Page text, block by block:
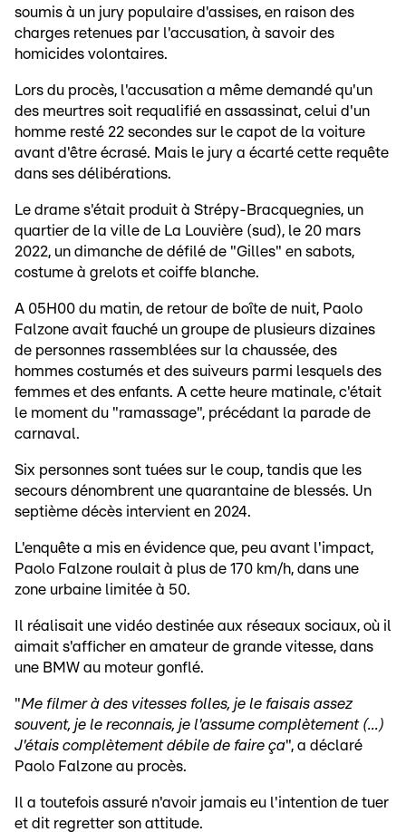
soumis à un jury populaire d'assises, en raison des
charges retenues par l'accusation, à savoir des
homicides volontaires.
Lors du procès, l'accusation a même demandé qu'un
des meurtres soit requalifié en assassinat, celui d'un
homme resté 22 secondes sur le capot de la voiture
avant d'être écrasé. Mais le jury a écarté cette requête
dans ses délibérations.
Le drame s'était produit à Strépy-Bracquegnies, un
quartier de la ville de La Louvière (sud), le 20 mars
2022, un dimanche de défilé de "Gilles" en sabots,
costume à grelots et coiffe blanche.
A 05H00 du matin, de retour de boîte de nuit, Paolo
Falzone avait fauché un groupe de plusieurs dizaines
de personnes rassemblées sur la chaussée, des
hommes costumés et des suiveurs parmi lesquels des
femmes et des enfants. A cette heure matinale, c'était
le moment du "ramassage", précédant la parade de
carnaval.
Six personnes sont tuées sur le coup, tandis que les
secours dénombrent une quarantaine de blessés. Un
septième décès intervient en 2024.
L'enquête a mis en évidence que, peu avant l'impact,
Paolo Falzone roulait à plus de 170 km/h, dans une
zone urbaine limitée à 50.
Il réalisait une vidéo destinée aux réseaux sociaux, où il
aimait s'afficher en amateur de grande vitesse, dans
une BMW au moteur gonflé.
"Me filmer à des vitesses folles, je le faisais assez
souvent, je le reconnais, je l'assume complètement (...)
J'étais complètement débile de faire ça", a déclaré
Paolo Falzone au procès.
Il a toutefois assuré n'avoir jamais eu l'intention de tuer
et dit regretter son attitude.